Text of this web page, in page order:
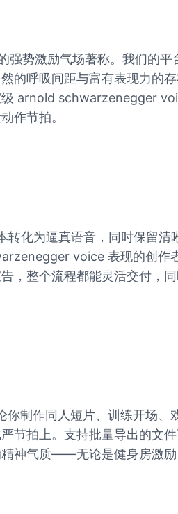
势激励气场著称。我们的平
的呼吸间距与富有表现力的存
级 arnold schwarzenegger
作节拍。
化为逼真语音，同时保留清
voice 表现的创作
，整个流程都能灵活交付，
制作同人短片、训练开场、
节拍上。支持批量导出的文
精神气质——无论是健身房激